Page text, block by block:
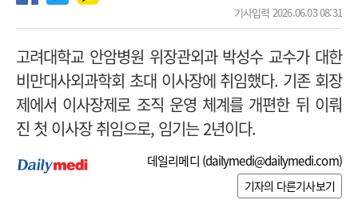
기사입력 2026.06.03 08:31
고려대학교 안암병원 위장관외과 박성수 교수가 대한
비만대사외과학회 초대 이사장에 취임했다. 기존 회장
제에서 이사장제로 조직 운영 체계를 개편한 뒤 이뤄
진 첫 이사장 취임으로, 임기는 2년이다.
데일리메디 (dailymedi@dailymedi.com)
기자의 다른기사보기